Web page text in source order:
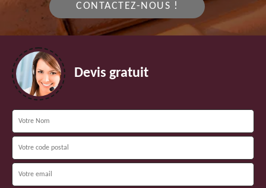
CONTACTEZ-NOUS !
Devis gratuit